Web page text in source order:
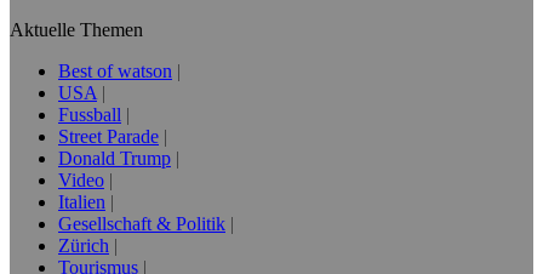
Aktuelle Themen
Best of watson
USA
Fussball
Street Parade
Donald Trump
Video
Italien
Gesellschaft & Politik
Zürich
Tourismus